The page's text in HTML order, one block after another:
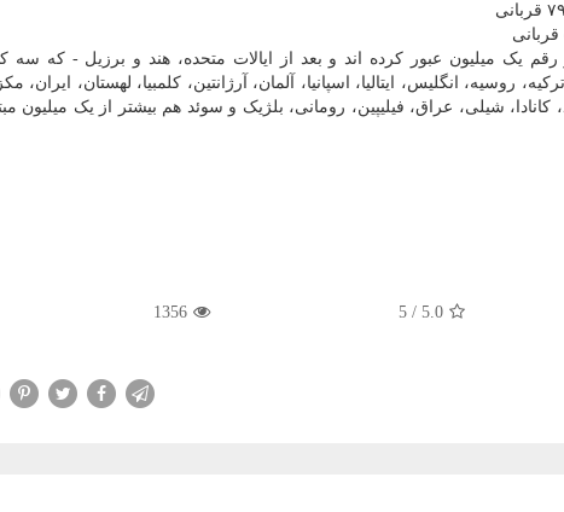
کشور، شمار مبتلایان از رقم یک میلیون عبور کرده اند و بعد از ایالات متحده، هند و برزیل - که سه
روسیه، انگلیس، ایتالیا، اسپانیا، آلمان، آرژانتین، کلمبیا، لهستان، ایران،
شیلی، عراق، فیلیپین، رومانی، بلژیک و سوئد هم بیشتر از یک میلیون
5.0
/
5
1356